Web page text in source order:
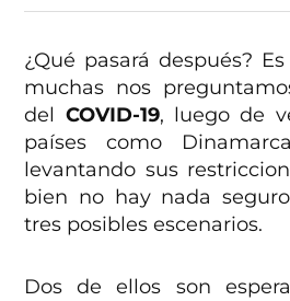
¿Qué pasará después?
muchas nos
del COVID-19, luego de
países como
levantando sus
bien no hay nada
tres posibles escenarios.
Dos de ellos son